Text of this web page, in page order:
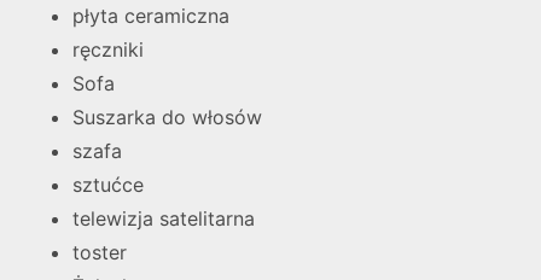
płyta ceramiczna
ręczniki
Sofa
Suszarka do włosów
szafa
sztućce
telewizja satelitarna
toster